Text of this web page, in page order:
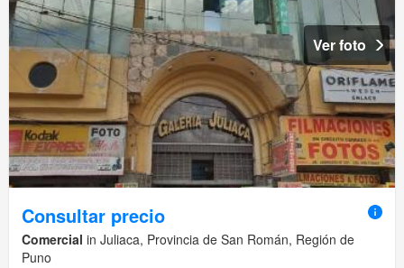
Ver foto
Consultar precio
Comercial in Juliaca, Provincia de San Román, Región de
Puno